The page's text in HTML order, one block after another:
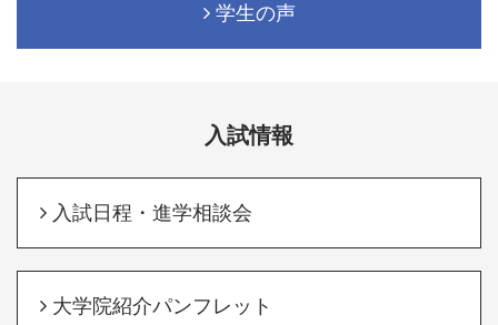
学生の声
入試情報
入試日程・進学相談会
大学院紹介パンフレット